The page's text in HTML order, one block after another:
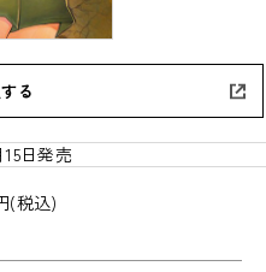
る
15日発売
(税込)